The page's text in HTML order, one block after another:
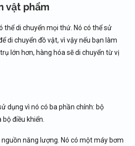
vật phẩm
thể di chuyển mọi thứ. Nó có thể sử
di chuyển đồ vật, vì vậy nếu bạn làm
lớn hơn, hàng hóa sẽ di chuyển từ vị
dụng vì nó có ba phần chính: bộ
điều khiển.
năng lượng. Nó có một máy bơm